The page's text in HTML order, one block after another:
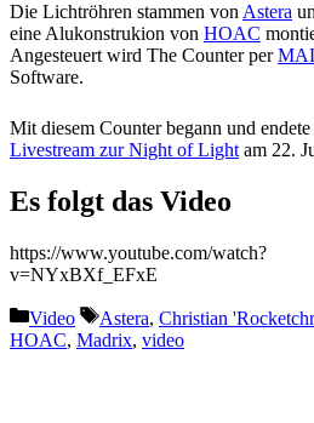
Die Lichtröhren stammen von Astera
eine Alukonstrukion von HOAC
Angesteuert wird The Counter per
Software.
Mit diesem Counter begann und endete
Livestream zur Night of Light am 22.
Es folgt das Video
https://www.youtube.com/watch?
v=NYxBXf_EFxE
Kategorien
Video Schlagwörter
Astera, Christian
HOAC, Madrix, video